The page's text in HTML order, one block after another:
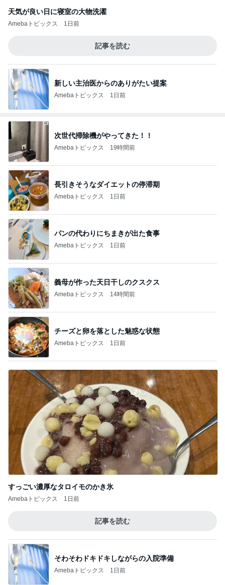
天気が良い日に寝室の大物洗濯
Amebaトピックス 1日前
記事を読む
新しい主治医からのありがたい提案
Amebaトピックス 1日前
次世代掃除機がやってきた！！
Amebaトピックス 19時間前
長引きそうなダイエットの停滞期
Amebaトピックス 1日前
パンの代わりにちまきが出た食事
Amebaトピックス 1日前
義母が作った天日干しのクスクス
Amebaトピックス 14時間前
チーズと卵を落とした魅惑な状態
Amebaトピックス 1日前
すっごい濃厚なタロイモのかき氷
Amebaトピックス 1日前
記事を読む
そわそわドキドキしながらの入院準備
Amebaトピックス 1日前